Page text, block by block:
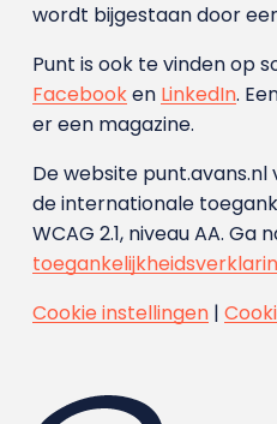
wordt bijgestaan door
Punt is ook te vinden op
Facebooken LinkedIn.
er een magazine.
De website
de internationale
WCAG 2.1, niveau AA. Ga
Cookie instellingen|